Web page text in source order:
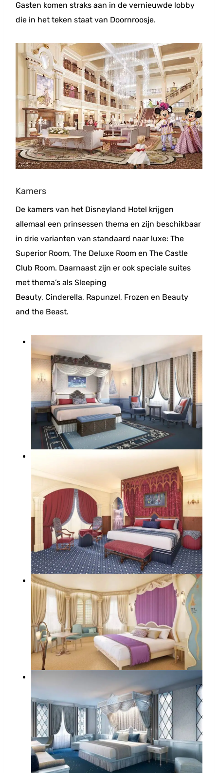
Gasten komen straks aan in de vernieuwde lobby
die in het teken staat van Doornroosje.
Kamers
De kamers van het Disneyland Hotel krijgen
allemaal een prinsessen thema en zijn beschikbaar
in drie varianten van standaard naar luxe: The
Superior Room, The Deluxe Room en The Castle
Club Room. Daarnaast zijn er ook speciale suites
met thema’s als Sleeping
Beauty, Cinderella, Rapunzel, Frozen en Beauty
and the Beast.